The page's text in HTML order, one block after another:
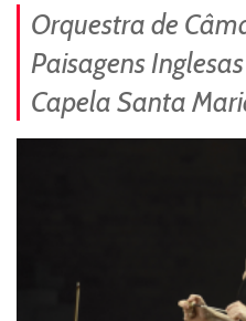
Orquestra de
Paisagens
Capela Santa